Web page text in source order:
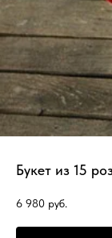
Букет из 15
6 980 руб.